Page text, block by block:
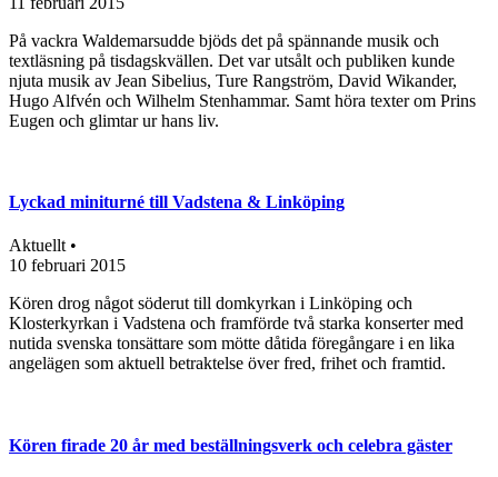
På vackra Waldemarsudde bjöds det på spännande musik och
textläsning på tisdagskvällen. Det var utsålt och publiken kunde
njuta musik av Jean Sibelius, Ture Rangström, David Wikander,
Hugo Alfvén och Wilhelm Stenhammar. Samt höra texter om Prins
Eugen och glimtar ur hans liv.
Lyckad miniturné till Vadstena & Linköping
Aktuellt •
10 februari 2015
Kören drog något söderut till domkyrkan i Linköping och
Klosterkyrkan i Vadstena och framförde två starka konserter med
nutida svenska tonsättare som mötte dåtida föregångare i en lika
angelägen som aktuell betraktelse över fred, frihet och framtid.
Kören firade 20 år med beställningsverk och celebra gäster